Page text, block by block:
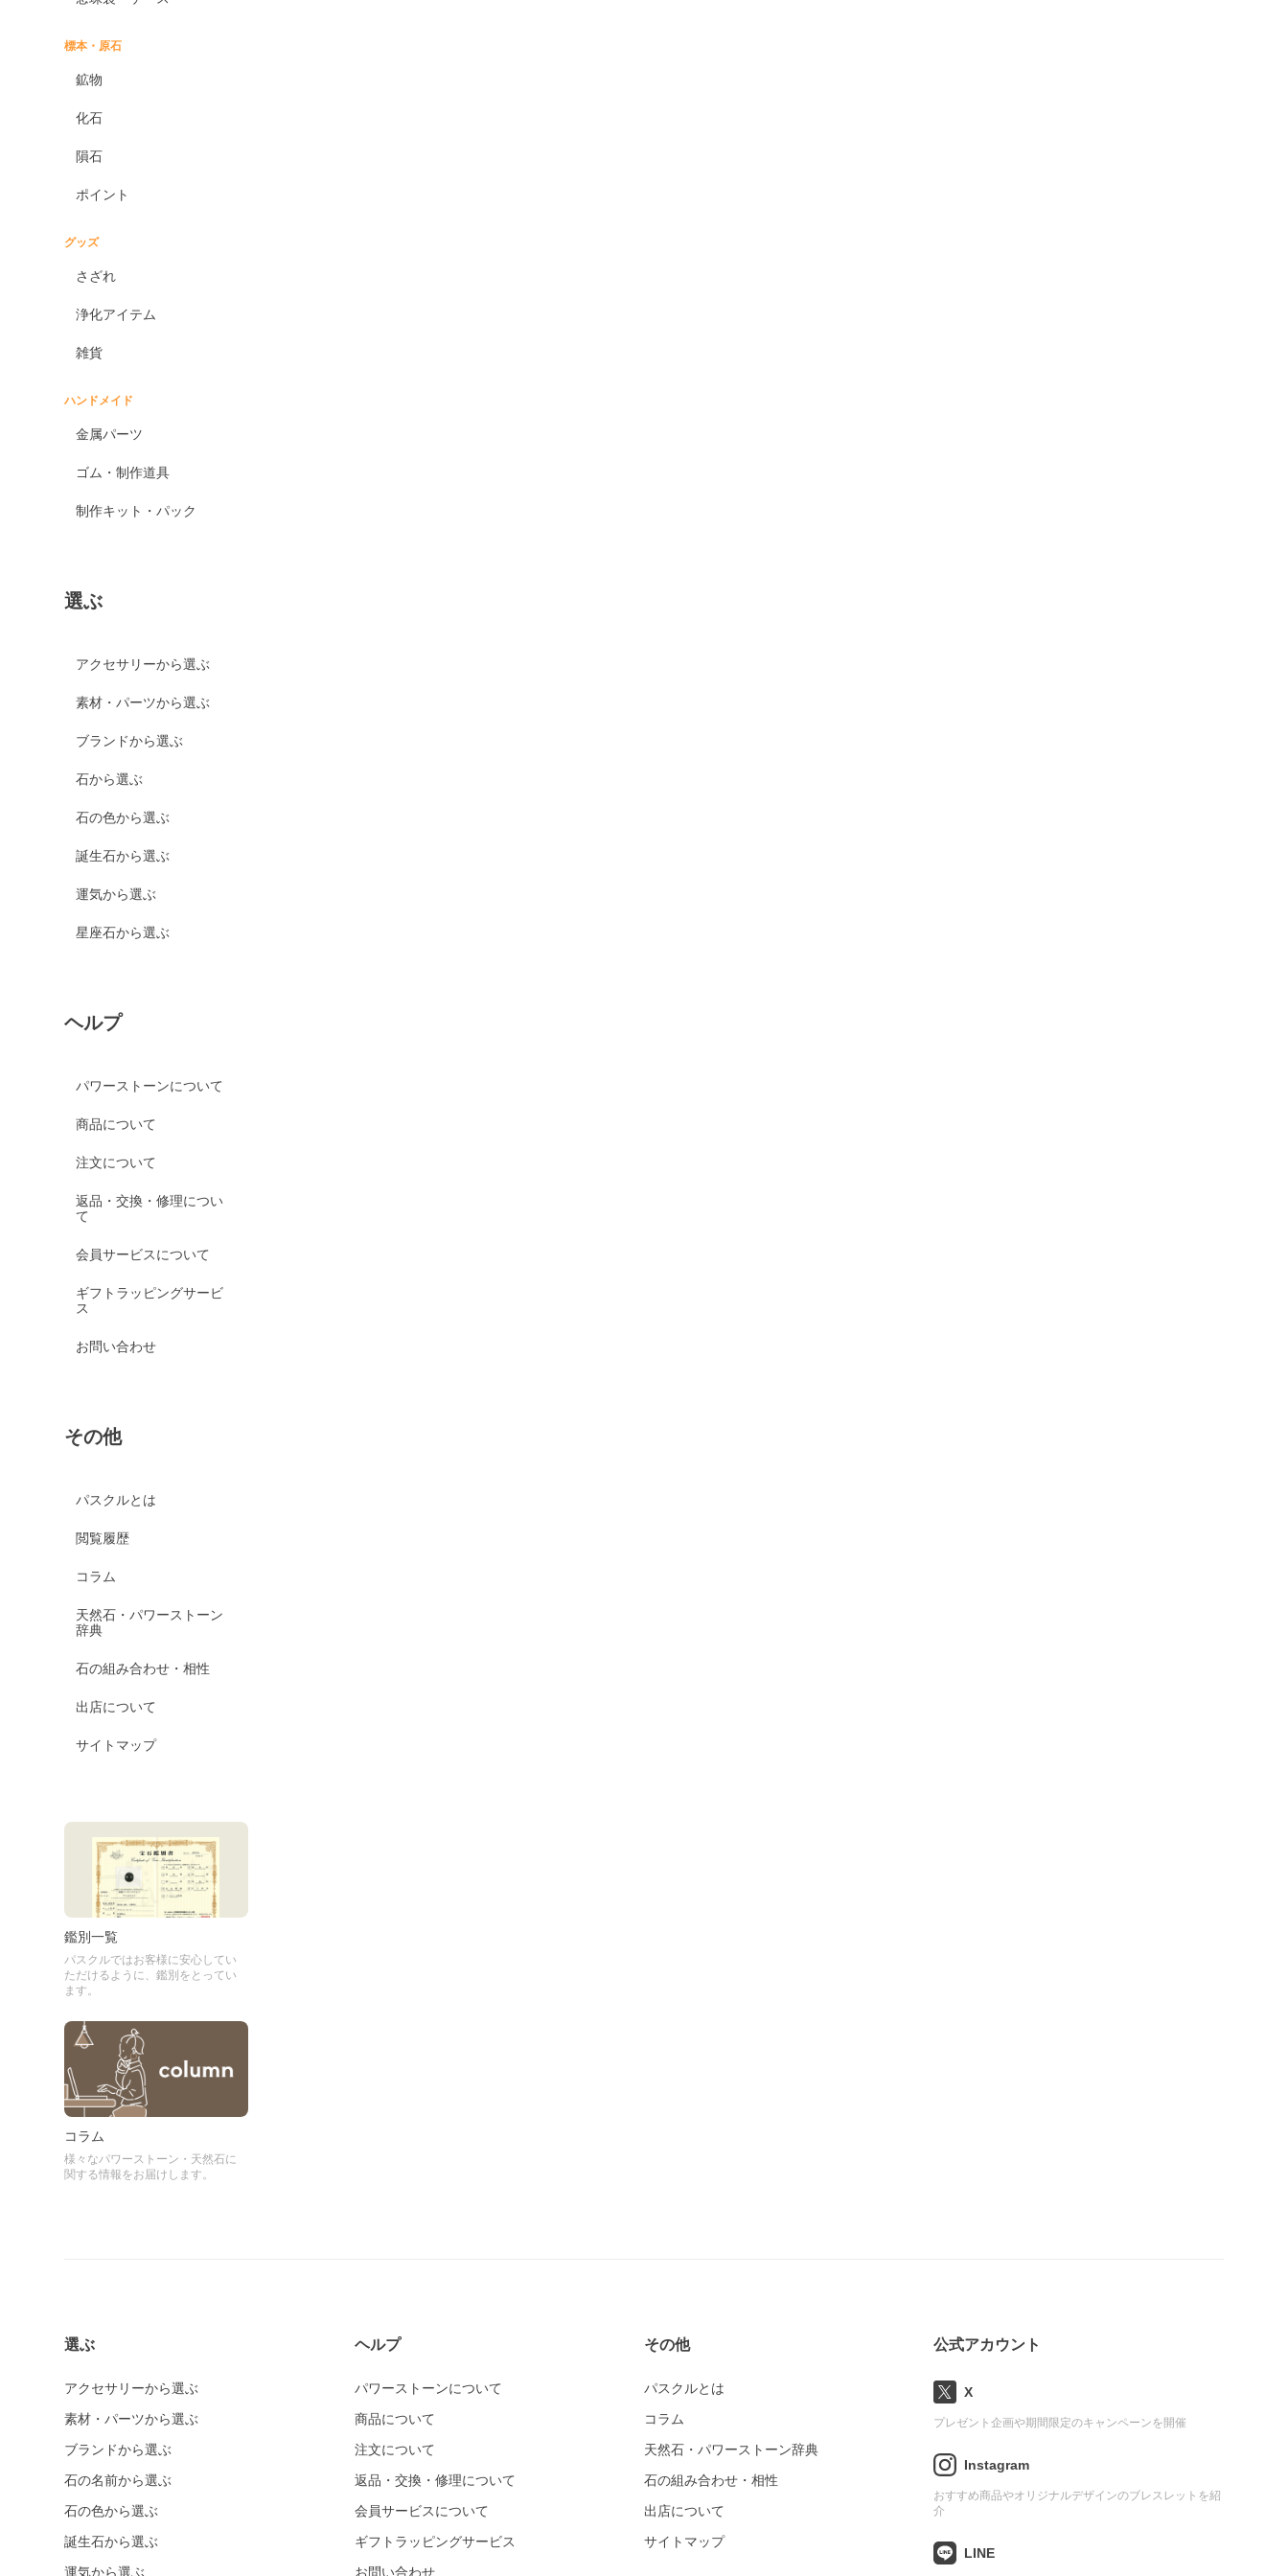
標本・原石
鉱物
化石
隕石
ポイント
グッズ
さざれ
浄化アイテム
雑貨
ハンドメイド
金属パーツ
ゴム・制作道具
制作キット・パック
選ぶ
アクセサリーから選ぶ
素材・パーツから選ぶ
ブランドから選ぶ
石から選ぶ
石の色から選ぶ
誕生石から選ぶ
運気から選ぶ
星座石から選ぶ
ヘルプ
パワーストーンについて
商品について
注文について
返品・交換・修理につい
て
会員サービスについて
ギフトラッピングサービ
ス
お問い合わせ
その他
パスクルとは
閲覧履歴
コラム
天然石・パワーストーン
辞典
石の組み合わせ・相性
出店について
サイトマップ
鑑別一覧
パスクルではお客様に安心してい
ただけるように、鑑別をとってい
ます。
コラム
様々なパワーストーン・天然石に
関する情報をお届けします。
選ぶ
アクセサリーから選ぶ
素材・パーツから選ぶ
ブランドから選ぶ
石の名前から選ぶ
石の色から選ぶ
誕生石から選ぶ
運気から選ぶ
ヘルプ
パワーストーンについて
商品について
注文について
返品・交換・修理について
会員サービスについて
ギフトラッピングサービス
お問い合わせ
その他
パスクルとは
コラム
天然石・パワーストーン辞典
石の組み合わせ・相性
出店について
サイトマップ
公式アカウント
X
プレゼント企画や期間限定のキャンペーンを開催
Instagram
おすすめ商品やオリジナルデザインのブレスレットを紹
介
LINE